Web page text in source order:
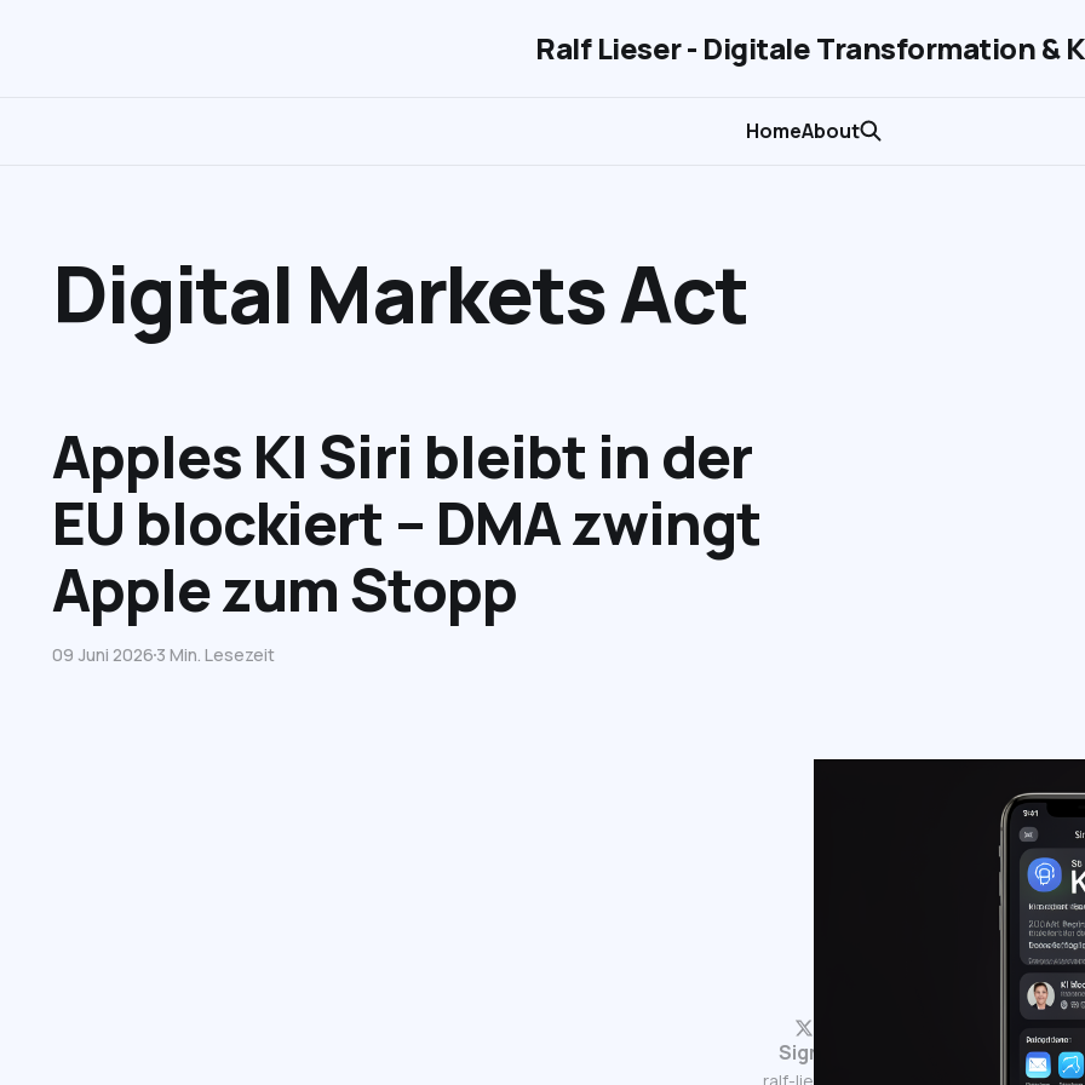
Ralf Lieser - Digitale Transformation &
HomeAbout
Digital Markets Act
Apples KI Siri bleibt in der
EU blockiert – DMA zwingt
Apple zum Stopp
09 Juni 20263 Min. Lesezeit
Sign up